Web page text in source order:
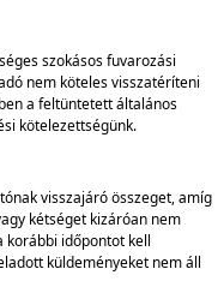
szokásos fuvarozási
nem köteles visszatéríteni
a feltüntetett általános
kötelezettségünk.
visszajáró összeget, amíg
kétséget kizáróan nem
korábbi időpontot kell
küldeményeket nem áll